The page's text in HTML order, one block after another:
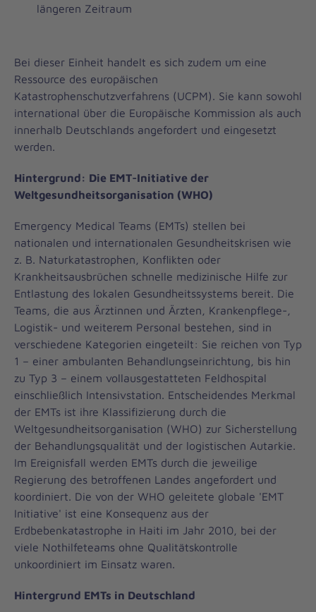
längeren Zeitraum
Bei dieser Einheit handelt es sich zudem um eine
Ressource des europäischen
Katastrophenschutzverfahrens (UCPM). Sie kann sowohl
international über die Europäische Kommission als auch
innerhalb Deutschlands angefordert und eingesetzt
werden.
Hintergrund: Die EMT-Initiative der
Weltgesundheitsorganisation (WHO)
Emergency Medical Teams (EMTs) stellen bei
nationalen und internationalen Gesundheitskrisen wie
z. B. Naturkatastrophen, Konflikten oder
Krankheitsausbrüchen schnelle medizinische Hilfe zur
Entlastung des lokalen Gesundheitssystems bereit. Die
Teams, die aus Ärztinnen und Ärzten, Krankenpflege-,
Logistik- und weiterem Personal bestehen, sind in
verschiedene Kategorien eingeteilt: Sie reichen von Typ
1 – einer ambulanten Behandlungseinrichtung, bis hin
zu Typ 3 – einem vollausgestatteten Feldhospital
einschließlich Intensivstation. Entscheidendes Merkmal
der EMTs ist ihre Klassifizierung durch die
Weltgesundheitsorganisation (WHO) zur Sicherstellung
der Behandlungsqualität und der logistischen Autarkie.
Im Ereignisfall werden EMTs durch die jeweilige
Regierung des betroffenen Landes angefordert und
koordiniert. Die von der WHO geleitete globale 'EMT
Initiative' ist eine Konsequenz aus der
Erdbebenkatastrophe in Haiti im Jahr 2010, bei der
viele Nothilfeteams ohne Qualitätskontrolle
unkoordiniert im Einsatz waren.
Hintergrund EMTs in Deutschland